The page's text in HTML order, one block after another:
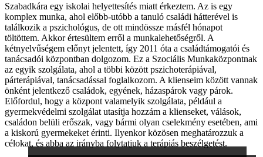
Szabadkára egy iskolai helyettesítés miatt érkeztem. Az is egy
komplex munka, ahol előbb-utóbb a tanuló családi hátterével is
találkozik a pszichológus, de ott mindössze másfél hónapot
töltöttem. Akkor értesültem erről a munkalehetőségről. A
kétnyelvűségem előnyt jelentett, így 2011 óta a családtámogatói és
tanácsadói központban dolgozom. Ez a Szociális Munkaközpontnak
az egyik szolgálata, ahol a többi között pszichoterápiával,
párterápiával, tanácsadással foglalkozom. A klienseim között vannak
önként jelentkező családok, egyének, házaspárok vagy párok.
Előfordul, hogy a központ valamelyik szolgálata, például a
gyermekvédelmi szolgálat utasítja hozzám a klienseket, válások,
családon belüli erőszak, vagy bármi olyan cselekmény esetében, ami
a kiskorú gyermekeket érinti. Ilyenkor közösen meghatározzuk a
célokat, és abba az irányba folytatjuk a terápiás beszélgetést.